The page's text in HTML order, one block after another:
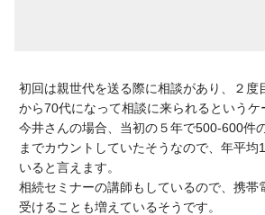
初回は親世代を送る際に相談があり、２度
から70代になって相談に来られるというケ
今井さんの場合、当初の５年で500-600件
までカウントしていたそうなので、年平均
いると言えます。
相続セミナーの講師もしているので、携帯
受けることも増えているそうです。